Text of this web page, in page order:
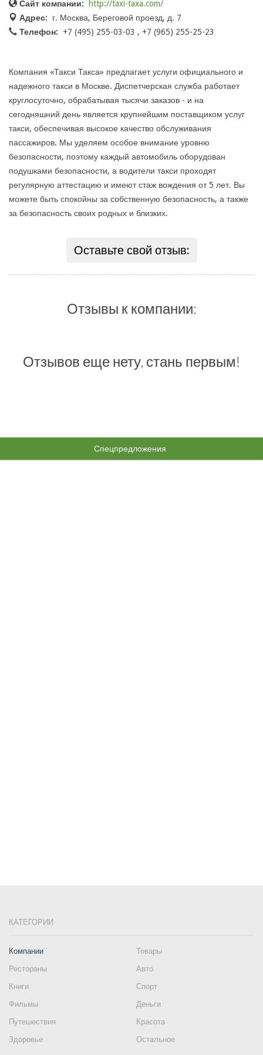
Сайт компании:
http://taxi-taxa.com/
Адрес:
г. Москва, Береговой проезд, д. 7
Телефон:
+7 (495) 255-03-03 , +7 (965) 255-25-23
Компания «Такси Такса» предлагает услуги официального и
надежного такси в Москве. Диспетчерская служба работает
круглосуточно, обрабатывая тысячи заказов - и на
сегодняшний день является крупнейшим поставщиком услуг
такси, обеспечивая высокое качество обслуживания
пассажиров. Мы уделяем особое внимание уровню
безопасности, поэтому каждый автомобиль оборудован
подушками безопасности, а водители такси проходят
регулярную аттестацию и имеют стаж вождения от 5 лет. Вы
можете быть спокойны за собственную безопасность, а также
за безопасность своих родных и близких.
Оставьте свой отзыв:
Отзывы к компании:
Отзывов еще нету, стань первым!
Спецпредложения
КАТЕГОРИИ
Компании
Товары
Рестораны
Авто
Книги
Спорт
Фильмы
Деньги
Путешествия
Красота
Здоровье
Остальное